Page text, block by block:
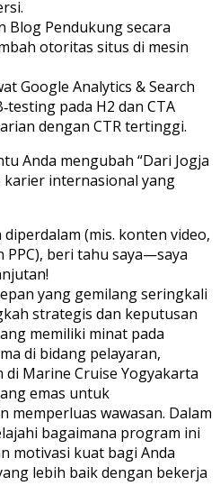
Blog Pendukung secara
otoritas situs di mesin
Google Analytics & Search
pada H2 dan CTA
dengan CTR tertinggi.
Anda mengubah “Dari Jogja
karier internasional yang
(mis. konten video,
beri tahu saya—saya
yang gemilang seringkali
strategis dan keputusan
memiliki minat pada
di bidang pelayaran,
di Marine Cruise Yogyakarta
emas untuk
memperluas wawasan. Dalam
bagaimana program ini
motivasi kuat bagi Anda
lebih baik dengan bekerja